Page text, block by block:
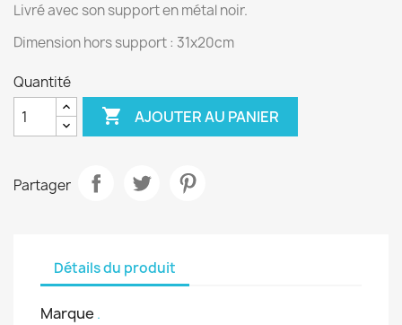
Livré avec son support en métal noir.
Dimension hors support : 31x20cm
Quantité
 AJOUTER AU PANIER
Partager
Détails du produit
Marque .